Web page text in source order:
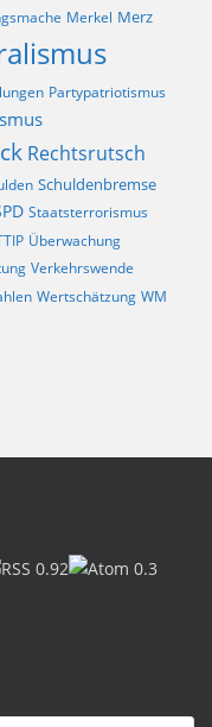
Merkel Merz
Partypatriotismus
Rechtsrutsch
Schuldenbremse
Staatsterrorismus
Überwachung
Verkehrswende
Wertschätzung WM